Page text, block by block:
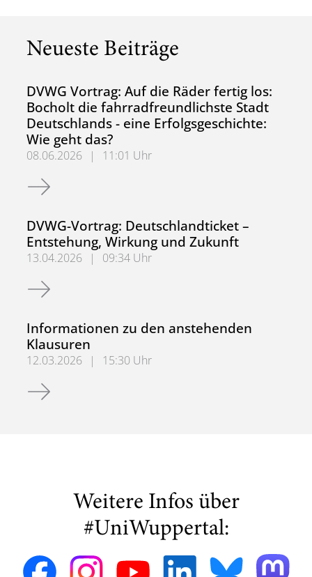
Neueste Beiträge
DVWG Vortrag: Auf die Räder fertig los:
Bocholt die fahrradfreundlichste Stadt
Deutschlands - eine Erfolgsgeschichte:
Wie geht das?
08.06.2026 |
11:01 Uhr
DVWG Vortrag: Auf die Räder fertig los: Bocholt die
DVWG-Vortrag: Deutschlandticket –
Entstehung, Wirkung und Zukunft
13.04.2026 |
09:34 Uhr
DVWG-Vortrag: Deutschlandticket – Entstehung, Wirkung
Informationen zu den anstehenden
Klausuren
12.03.2026 |
15:30 Uhr
Informationen zu den anstehenden Klausuren
Weitere Infos über
#UniWuppertal: